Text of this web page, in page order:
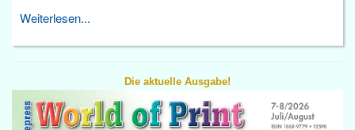
Weiterlesen...
Die aktuelle Ausgabe!